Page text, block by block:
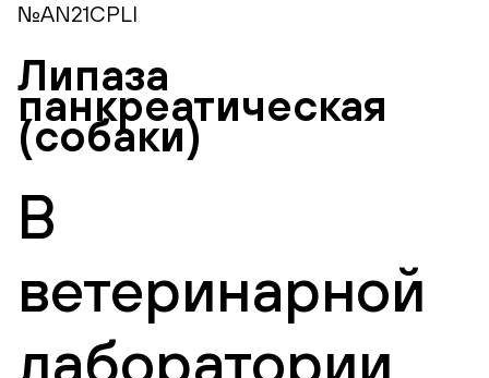
№AN21CPLI
Липаза
панкреатическая
(собаки)
В
ветеринарной
лаборатории